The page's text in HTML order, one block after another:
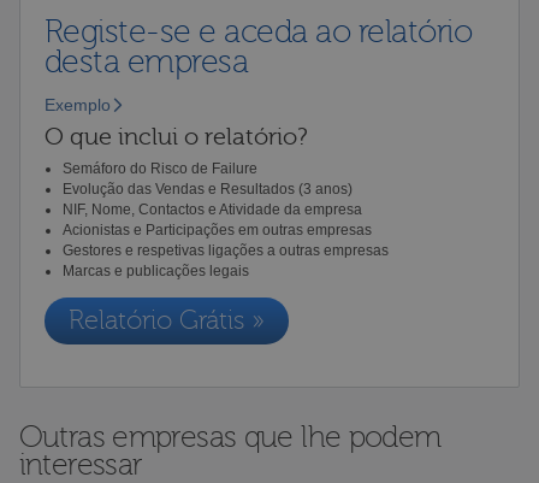
Registe-se e aceda ao relatório
desta empresa
Exemplo
O que inclui o relatório?
Semáforo do Risco de Failure
Evolução das Vendas e Resultados (3 anos)
NIF, Nome, Contactos e Atividade da empresa
Acionistas e Participações em outras empresas
Gestores e respetivas ligações a outras empresas
Marcas e publicações legais
Relatório Grátis »
Outras empresas que lhe podem
interessar